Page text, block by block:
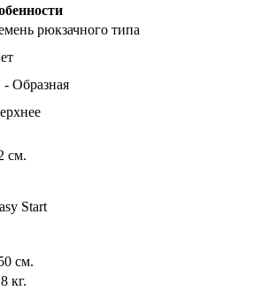
рюкзачного типа
- Образная
см.
Start
см.
кг.